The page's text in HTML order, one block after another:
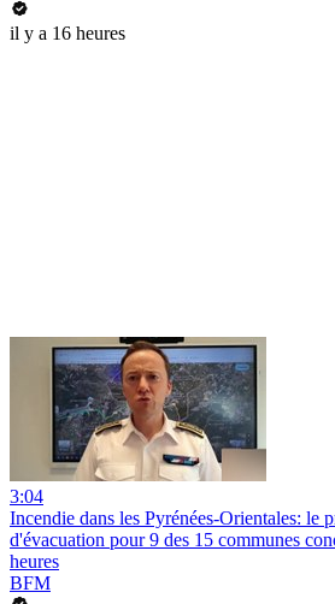
il y a 16 heures
3:04
Incendie dans les Pyrénées-Orientales: le
d'évacuation pour 9 des 15 communes
heures
BFM